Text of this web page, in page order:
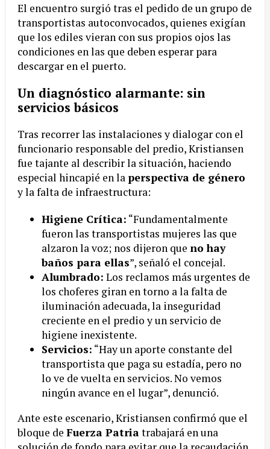
El encuentro surgió tras el pedido de un grupo de
transportistas autoconvocados, quienes exigían
que los ediles vieran con sus propios ojos las
condiciones en las que deben esperar para
descargar en el puerto.
Un diagnóstico alarmante: sin
servicios básicos
Tras recorrer las instalaciones y dialogar con el
funcionario responsable del predio, Kristiansen
fue tajante al describir la situación, haciendo
especial hincapié en la perspectiva de género
y la falta de infraestructura:
Higiene Crítica: “Fundamentalmente
fueron las transportistas mujeres las que
alzaron la voz; nos dijeron que no hay
baños para ellas”, señaló el concejal.
Alumbrado: Los reclamos más urgentes de
los choferes giran en torno a la falta de
iluminación adecuada, la inseguridad
creciente en el predio y un servicio de
higiene inexistente.
Servicios: “Hay un aporte constante del
transportista que paga su estadía, pero no
lo ve de vuelta en servicios. No vemos
ningún avance en el lugar”, denunció.
Ante este escenario, Kristiansen confirmó que el
bloque de Fuerza Patriatrabajará en una